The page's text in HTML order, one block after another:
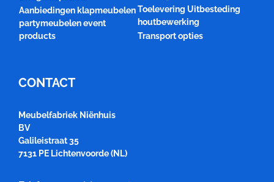
Aanbiedingen klapmeubelen
partymeubelen event
products
Toelevering Uitbesteding
houtbewerking
Transport opties
CONTACT
Meubelfabriek Niënhuis
BV
Galileistraat 35
7131 PE Lichtenvoorde (NL)